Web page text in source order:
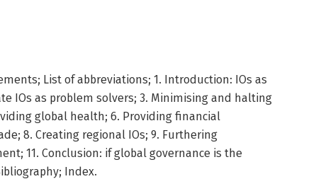
List of abbreviations; 1. Introduction: IOs as
IOs as problem solvers; 3. Minimising and halting
global health; 6. Providing financial
8. Creating regional IOs; 9. Furthering
11. Conclusion: if global governance is the
Index.